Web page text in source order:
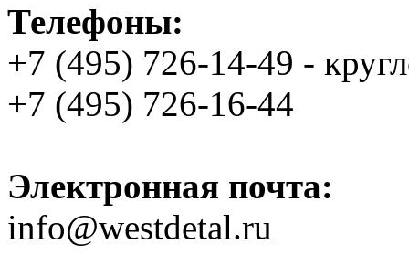
Телефоны:
+7 (495) 726-14-49 -
+7 (495) 726-16-44
Электронная почта:
info@westdetal.ru